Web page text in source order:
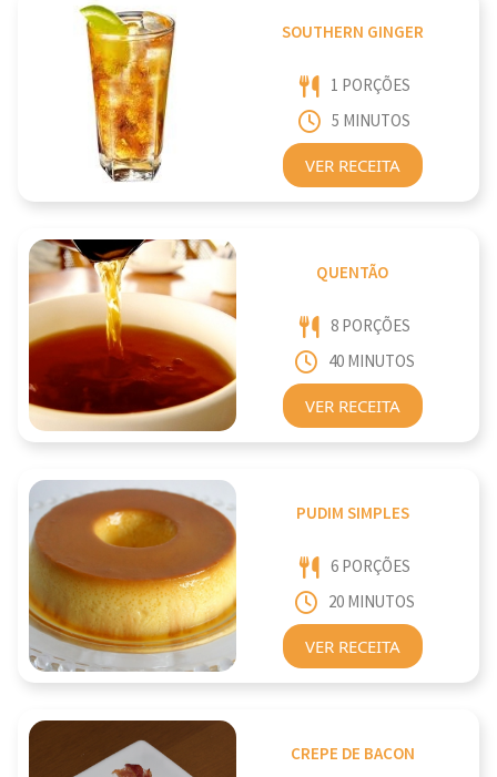
SOUTHERN GINGER
1 PORÇÕES
5 MINUTOS
VER RECEITA
QUENTÃO
8 PORÇÕES
40 MINUTOS
VER RECEITA
PUDIM SIMPLES
6 PORÇÕES
20 MINUTOS
VER RECEITA
CREPE DE BACON